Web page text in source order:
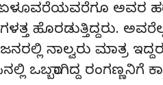
ಏಳೂವರೆಯವರೆಗೂ ಅವರ
ಹೊರಡುತ್ತಿದ್ದರು.
ಜನರಲ್ಲಿ ನಾಲ್ವರು ಮಾತ್ರ
ಒಬ್ಬರಾಗಿದ್ದ ರಂಗಣ್ಣನಿಗೆ